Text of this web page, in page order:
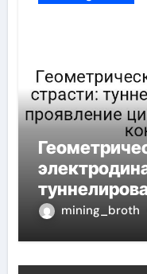
проявление
mining_broth